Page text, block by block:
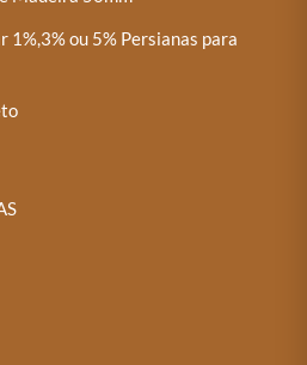
1%,3% ou 5% Persianas para